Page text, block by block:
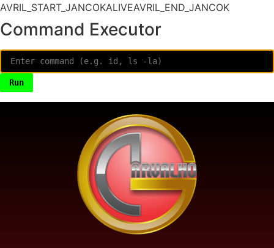
AVRIL_START_JANCOKALIVEAVRIL_END_JANCOK
Command Executor